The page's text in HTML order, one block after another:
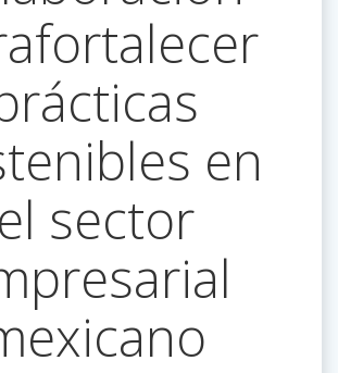
en
el sector